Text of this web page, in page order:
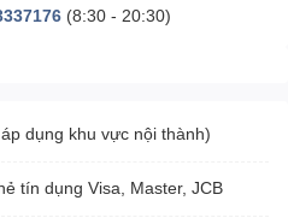
(8:30 - 20:30)
dụng khu vực nội thành)
tín dụng Visa, Master, JCB